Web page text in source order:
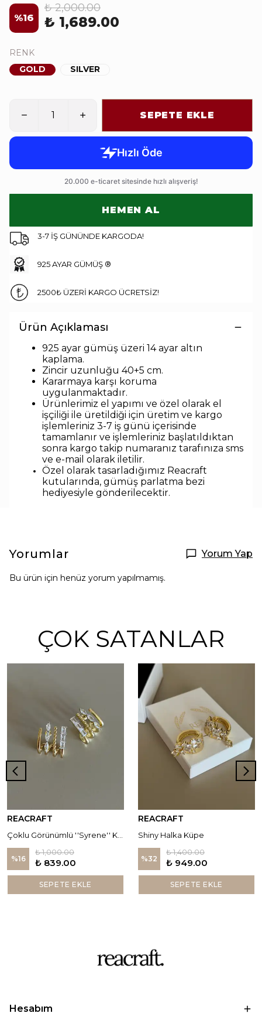
%16
₺ 2,000.00
₺ 1,689.00
RENK
GOLD
SILVER
SEPETE EKLE
HEMEN AL
3-7 İŞ GÜNÜNDE KARGODA!
925 AYAR GÜMÜŞ ®
2500₺ ÜZERİ KARGO ÜCRETSİZ!
Ürün Açıklaması
925 ayar gümüş üzeri 14 ayar altın
kaplama.
Zincir uzunluğu 40+5 cm.
Kararmaya karşı koruma
uygulanmaktadır.
Ürünlerimiz el yapımı ve özel olarak el
işçiliği ile üretildiği için üretim ve kargo
işlemleriniz 3-7 iş günü içerisinde
tamamlanır ve işlemleriniz başlatıldıktan
sonra kargo takip numaranız tarafınıza sms
ve e-mail olarak iletilir.
Özel olarak tasarladığımız Reacraft
kutularında, gümüş parlatma bezi
hediyesiyle gönderilecektir.
Yorumlar Yorum Yap
Bu ürün için henüz yorum yapılmamış.
ÇOK SATANLAR
REACRAFT
%16
₺ 1,000.00
₺ 839.00
SEPETE EKLE
REACRAFT
Shiny Halka Küpe
%32
₺ 1,400.00
₺ 949.00
SEPETE EKLE
Hesabım